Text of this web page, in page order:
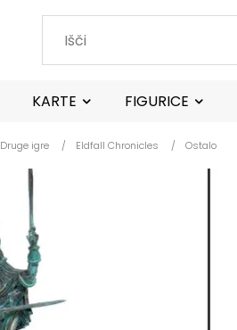
KARTE FIGURICE
Druge igre Eldfall Chronicles Ostalo